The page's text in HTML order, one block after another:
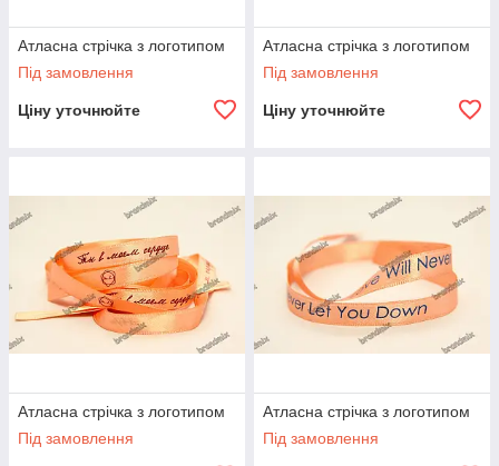
Атласна стрічка з логотипом
Під замовлення
Ціну уточнюйте
Атласна стрічка з логотипом
Під замовлення
Ціну уточнюйте
Атласна стрічка з логотипом
Під замовлення
Атласна стрічка з логотипом
Під замовлення